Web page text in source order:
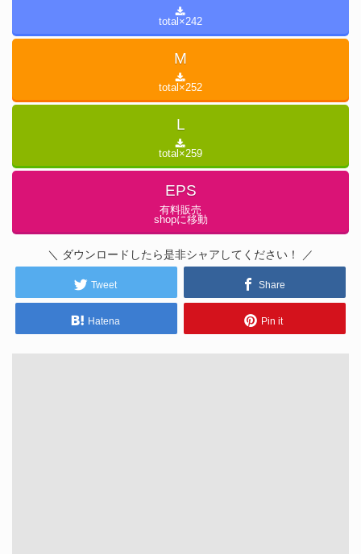
total×242
M
total×252
L
total×259
EPS
有料販売
shopに移動
＼ ダウンロードしたら是非シャアしてください！ ／
Tweet Share
Hatena Pin it